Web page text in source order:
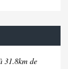
31.8km de